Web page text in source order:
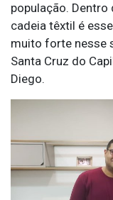
população.
cadeia têxtil é
muito forte nesse
Santa Cruz do
Diego.